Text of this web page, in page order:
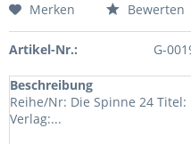
Merken Bewerten
Artikel-Nr.: G-
Beschreibung
Reihe/Nr: Die Spinne 24
Verlag:...